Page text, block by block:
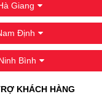
Giang
Định
Bình
KHÁCH HÀNG